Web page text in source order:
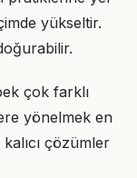
yükseltir.
çok farklı
yönelmek en
çözümler